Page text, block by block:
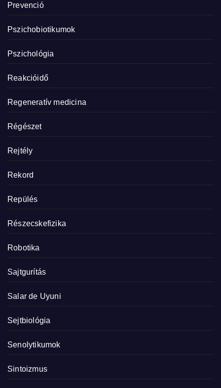
Prevenció
Pszichobiotikumok
Pszichológia
Reakcióidő
Regeneratív medicina
Régészet
Rejtély
Rekord
Repülés
Részecskefizika
Robotika
Sajtgurítás
Salar de Uyuni
Sejtbiológia
Senolytikumok
Sintoizmus